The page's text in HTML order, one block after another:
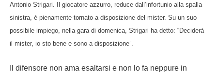
Antonio Strigari. Il giocatore azzurro, reduce dall’infortunio alla spalla
sinistra, è pienamente tornato a disposizione del mister. Su un suo
possibile impiego, nella gara di domenica, Strigari ha detto: “Deciderà
il mister, io sto bene e sono a disposizione”.
Il difensore non ama esaltarsi e non lo fa neppure in